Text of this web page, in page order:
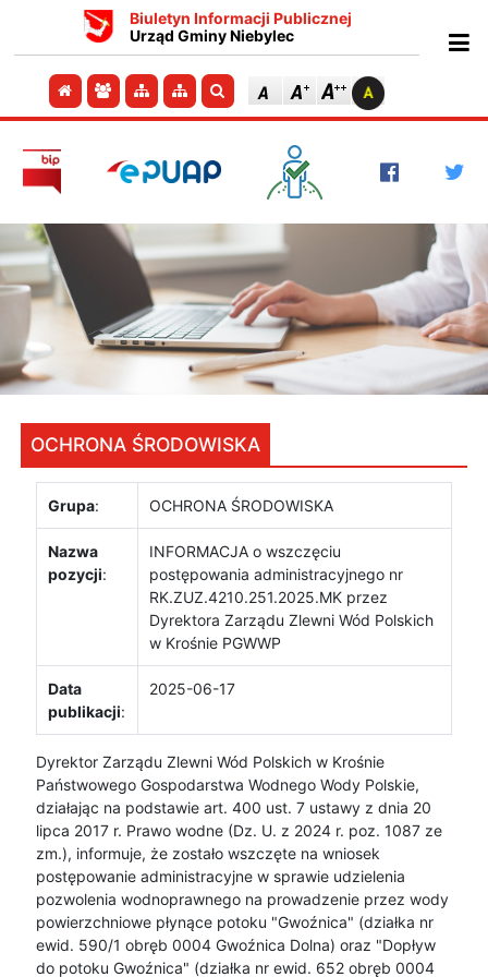
Biuletyn Informacji Publicznej
Urząd Gminy Niebylec
Przejdź do strony głównej
Przejdź do redakcji
Przejdź do mapy strony
Przejdź do mapy strony
Szukaj
OCHRONA ŚRODOWISKA
Grupa: OCHRONA ŚRODOWISKA
Nazwa
pozycji:
INFORMACJA o wszczęciu
postępowania administracyjnego nr
RK.ZUZ.4210.251.2025.MK przez
Dyrektora Zarządu Zlewni Wód Polskich
w Krośnie PGWWP
Data
publikacji:
2025-06-17
Dyrektor Zarządu Zlewni Wód Polskich w Krośnie
Państwowego Gospodarstwa Wodnego Wody Polskie,
działając na podstawie art. 400 ust. 7 ustawy z dnia 20
lipca 2017 r. Prawo wodne (Dz. U. z 2024 r. poz. 1087 ze
zm.), informuje, że zostało wszczęte na wniosek
postępowanie administracyjne w sprawie udzielenia
pozwolenia wodnoprawnego na prowadzenie przez wody
powierzchniowe płynące potoku "Gwoźnica" (działka nr
ewid. 590/1 obręb 0004 Gwoźnica Dolna) oraz "Dopływ
do potoku Gwoźnica" (działka nr ewid. 652 obręb 0004